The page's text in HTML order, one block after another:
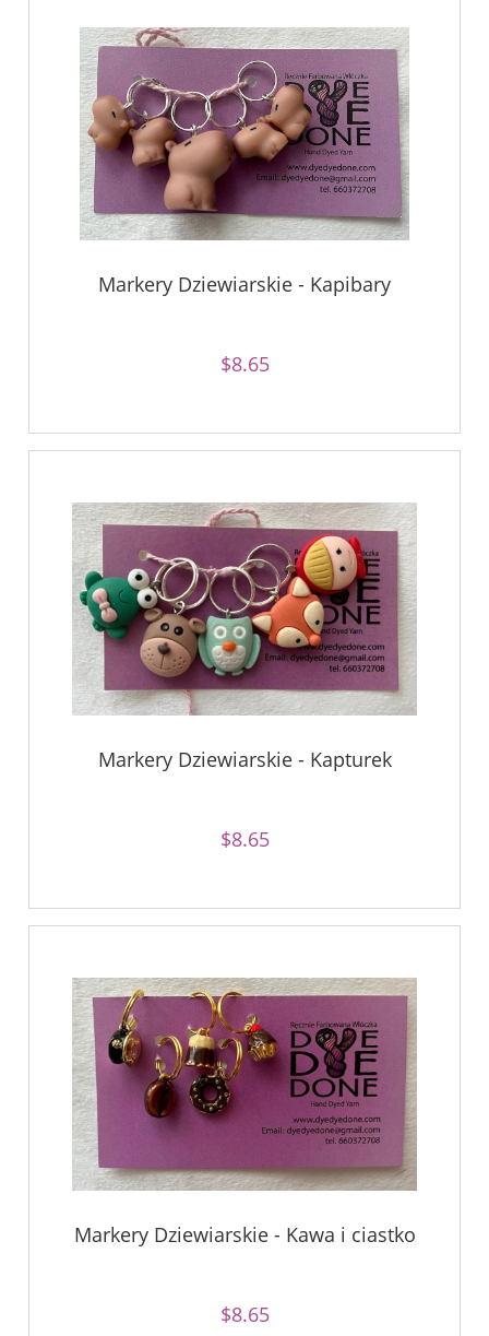
Markery Dziewiarskie - Kapibary
$8.65
Markery Dziewiarskie - Kapturek
$8.65
Markery Dziewiarskie - Kawa i ciastko
$8.65